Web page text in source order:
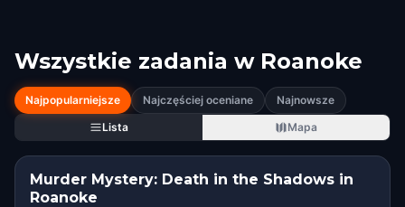
Wszystkie zadania w Roanoke
Najpopularniejsze Najczęściej oceniane
Najnowsze
Lista
Mapa
Murder Mystery: Death in the Shadows in
Roanoke